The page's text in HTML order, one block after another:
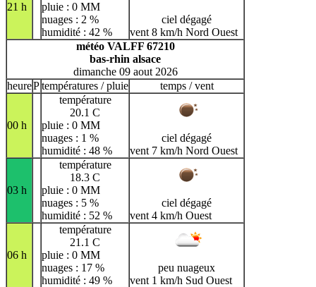
21 h
pluie : 0 MM
nuages : 2 %
humidité : 42 %
ciel dégagé
vent 8 km/h Nord Ouest
météo VALFF 67210
bas-rhin alsace
dimanche 09 aout 2026
heurePtempératures / pluie temps / vent
00 h
température
20.1 C
pluie : 0 MM
nuages : 1 %
humidité : 48 %
ciel dégagé
vent 7 km/h Nord Ouest
03 h
température
18.3 C
pluie : 0 MM
nuages : 5 %
humidité : 52 %
ciel dégagé
vent 4 km/h Ouest
06 h
température
21.1 C
pluie : 0 MM
nuages : 17 %
humidité : 49 %
peu nuageux
vent 1 km/h Sud Ouest